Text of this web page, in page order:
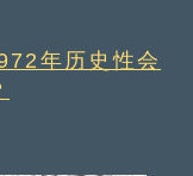
年历史性会